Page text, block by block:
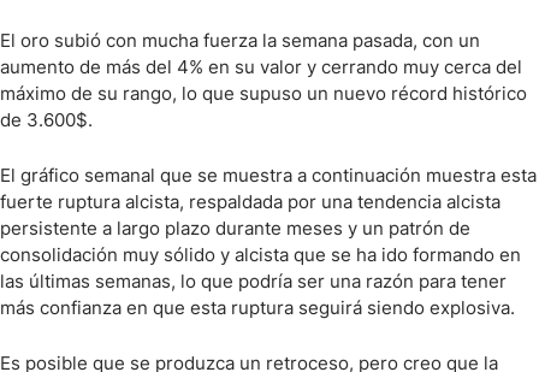
El oro subió con mucha fuerza la semana pasada, con un
aumento de más del 4% en su valor y cerrando muy cerca del
máximo de su rango, lo que supuso un nuevo récord histórico
de 3.600$.
El gráfico semanal que se muestra a continuación muestra esta
fuerte ruptura alcista, respaldada por una tendencia alcista
persistente a largo plazo durante meses y un patrón de
consolidación muy sólido y alcista que se ha ido formando en
las últimas semanas, lo que podría ser una razón para tener
más confianza en que esta ruptura seguirá siendo explosiva.
Es posible que se produzca un retroceso, pero creo que la